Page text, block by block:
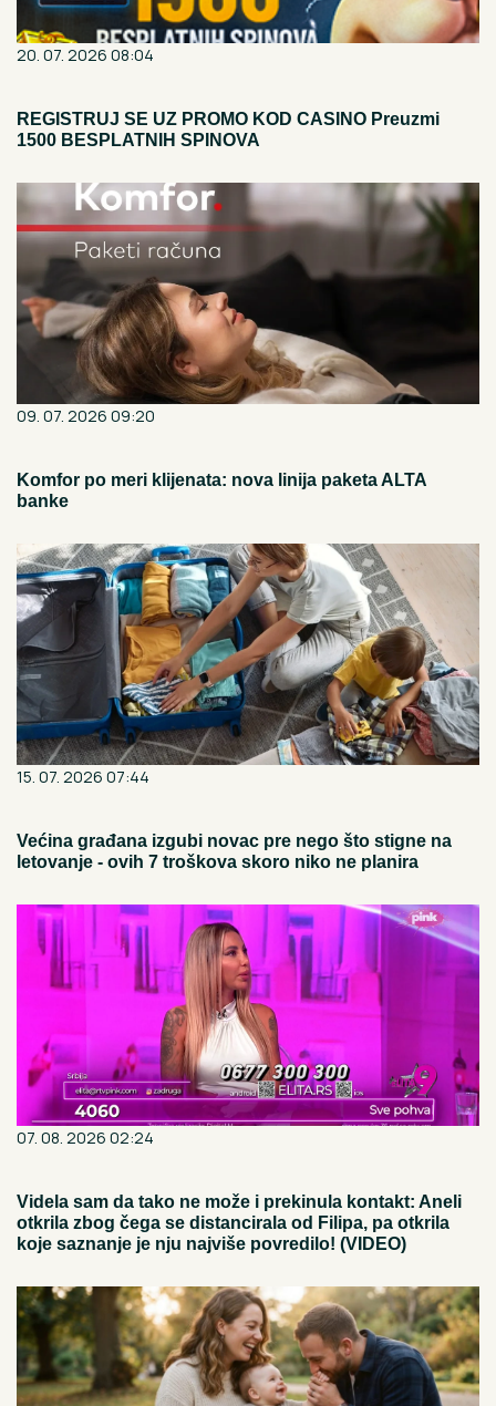
20. 07. 2026 08:04
REGISTRUJ SE UZ PROMO KOD CASINO Preuzmi
1500 BESPLATNIH SPINOVA
09. 07. 2026 09:20
Komfor po meri klijenata: nova linija paketa ALTA
banke
15. 07. 2026 07:44
Većina građana izgubi novac pre nego što stigne na
letovanje - ovih 7 troškova skoro niko ne planira
07. 08. 2026 02:24
Videla sam da tako ne može i prekinula kontakt: Aneli
otkrila zbog čega se distancirala od Filipa, pa otkrila
koje saznanje je nju najviše povredilo! (VIDEO)